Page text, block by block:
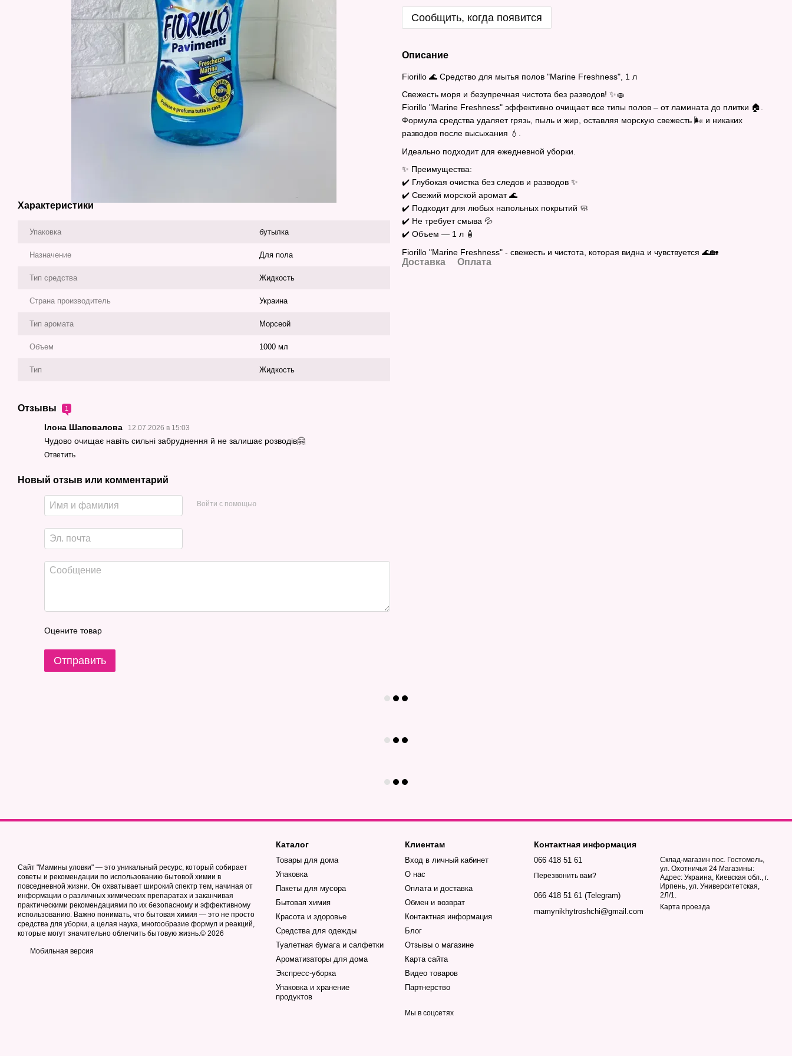
Характеристики
Упаковка бутылка
Назначение Для пола
Тип средства Жидкость
Страна производитель Украина
Тип аромата Морсеой
Объем 1000 мл
Тип Жидкость
Отзывы 1
Ілона Шаповалова 12.07.2026 в 15:03
Чудово очищає навіть сильні забруднення й не залишає розводів🤗
Ответить
Новый отзыв или комментарий
Войти с помощью
Оцените товар
Отправить
Сообщить, когда появится
Описание
Fiorillo 🌊 Средство для мытья полов "Marine Freshness", 1 л
Свежесть моря и безупречная чистота без разводов! ✨🧽
Fiorillo "Marine Freshness" эффективно очищает все типы полов – от ламината до плитки 🏠.
Формула средства удаляет грязь, пыль и жир, оставляя морскую свежесть 🌬️ и никаких
разводов после высыхания 💧.
Идеально подходит для ежедневной уборки.
✨ Преимущества:
✔️ Глубокая очистка без следов и разводов ✨
✔️ Свежий морской аромат 🌊
✔️ Подходит для любых напольных покрытий 🧼
✔️ Не требует смыва 💦
✔️ Объем — 1 л 🧴
Fiorillo "Marine Freshness" - свежесть и чистота, которая видна и чувствуется 🌊🏡
Доставка Оплата
Сайт "Мамины уловки" — это уникальный ресурс, который собирает
советы и рекомендации по использованию бытовой химии в
повседневной жизни. Он охватывает широкий спектр тем, начиная от
информации о различных химических препаратах и заканчивая
практическими рекомендациями по их безопасному и эффективному
использованию. Важно понимать, что бытовая химия — это не просто
средства для уборки, а целая наука, многообразие формул и реакций,
которые могут значительно облегчить бытовую жизнь.© 2026
Мобильная версия
Каталог
Товары для дома
Упаковка
Пакеты для мусора
Бытовая химия
Красота и здоровье
Средства для одежды
Туалетная бумага и салфетки
Ароматизаторы для дома
Экспресс-уборка
Упаковка и хранение
продуктов
Клиентам
Вход в личный кабинет
О нас
Оплата и доставка
Обмен и возврат
Контактная информация
Блог
Отзывы о магазине
Карта сайта
Видео товаров
Партнерство
Мы в соцсетях
Контактная информация
066 418 51 61
Перезвонить вам?
066 418 51 61 (Telegram)
mamynikhytroshchi@gmail.com
Склад-магазин пос. Гостомель,
ул. Охотничья 24 Магазины:
Адрес: Украина, Киевская обл., г.
Ирпень, ул. Университетская,
2Л/1.
Карта проезда